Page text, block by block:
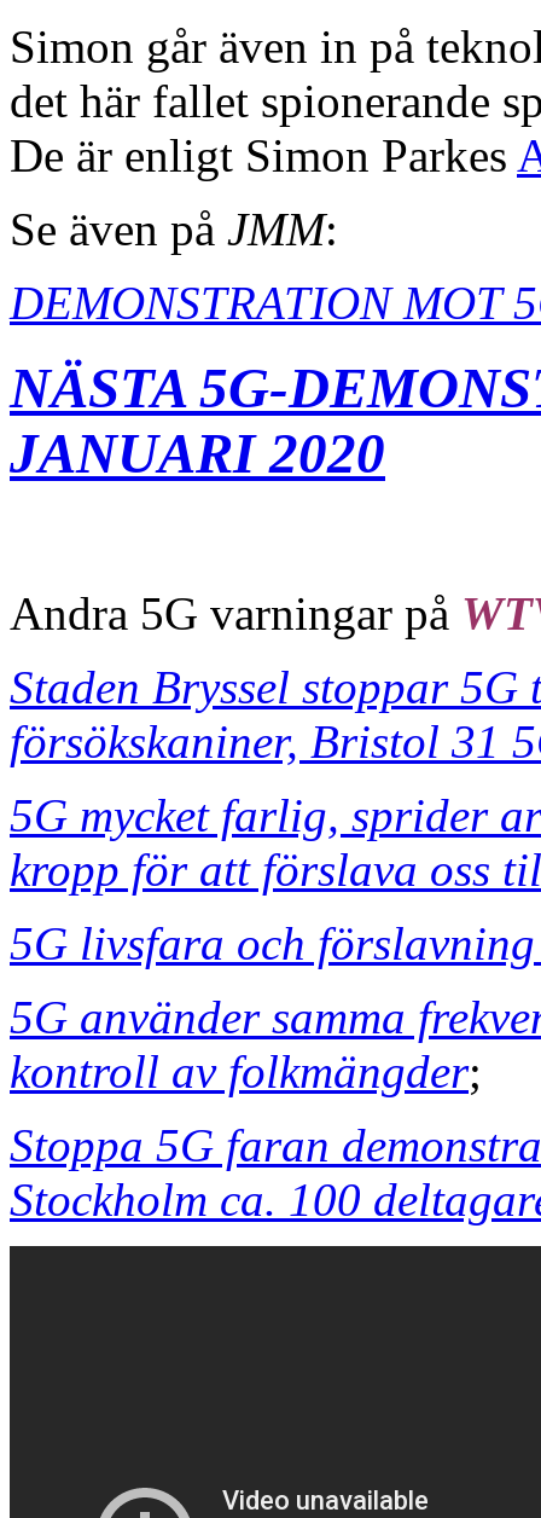
Simon går även in på
det här fallet spionerande
De är enligt Simon Parkes
Se även på JMM:
DEMONSTRATION MOT
NÄSTA 5G-
JANUARI 2020
Andra 5G varningar på
Staden Bryssel stoppar
försökskaniner, Bristol 31
5G mycket farlig, sprider
kropp för att förslava oss
5G livsfara och
5G använder samma
kontroll av folkmängder;
Stoppa 5G faran
Stockholm ca. 100